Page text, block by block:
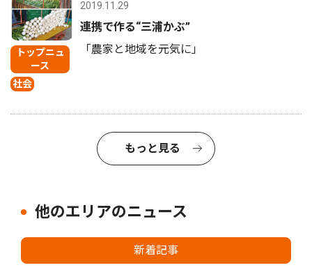
トップニュ
ース
社会
2019.11.29
連携で作る“三浦かぶ”
「農家と地域を元気に」
もっと見る
他のエリアのニュース
新着記事